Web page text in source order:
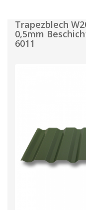
Trapezblech
0,5mm
6011